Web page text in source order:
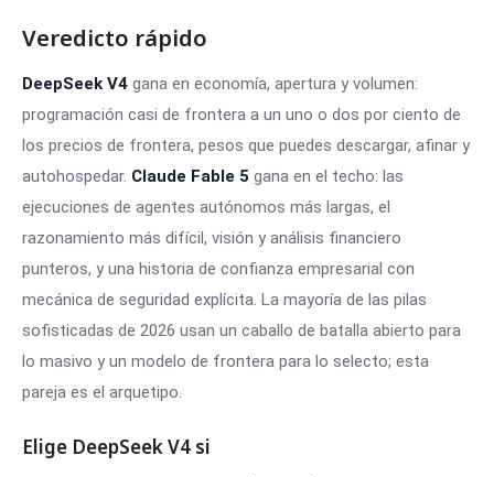
Veredicto rápido
DeepSeek V4 gana en economía, apertura y volumen:
programación casi de frontera a un uno o dos por ciento de
los precios de frontera, pesos que puedes descargar, afinar y
autohospedar. Claude Fable 5 gana en el techo: las
ejecuciones de agentes autónomos más largas, el
razonamiento más difícil, visión y análisis financiero
punteros, y una historia de confianza empresarial con
mecánica de seguridad explícita. La mayoría de las pilas
sofisticadas de 2026 usan un caballo de batalla abierto para
lo masivo y un modelo de frontera para lo selecto; esta
pareja es el arquetipo.
Elige DeepSeek V4 si